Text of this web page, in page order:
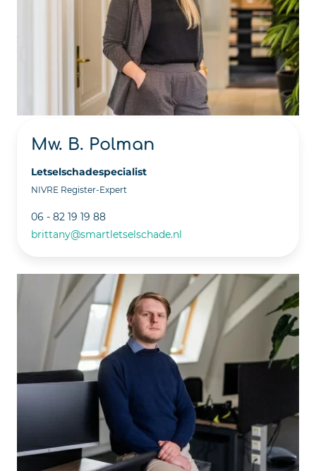
Mw. B. Polman
Letselschadespecialist
NIVRE Register-Expert
06 - 82 19 19 88
brittany@smartletselschade.nl